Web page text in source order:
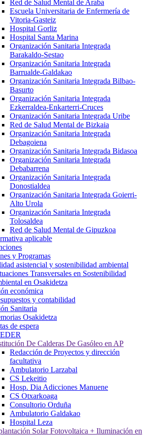
Red de Salud Mental de Araba
Escuela Universitaria de Enfermería de
Vitoria-Gasteiz
Hospital Gorliz
Hospital Santa Marina
Organización Sanitaria Integrada
Barakaldo-Sestao
Organización Sanitaria Integrada
Barrualde-Galdakao
Organización Sanitaria Integrada Bilbao-
Basurto
Organización Sanitaria Integrada
Ezkerraldea-Enkarterri-Cruces
Organización Sanitaria Integrada Uribe
Red de Salud Mental de Bizkaia
Organización Sanitaria Integrada
Debagoiena
Organización Sanitaria Integrada Bidasoa
Organización Sanitaria Integrada
Debabarrena
Organización Sanitaria Integrada
Donostialdea
Organización Sanitaria Integrada Goierri-
Alto Urola
Organización Sanitaria Integrada
Tolosaldea
Red de Salud Mental de Gipuzkoa
aplicable
y Programas
asistencial y sostenibilidad ambiental
Transversales en Sostenibilidad
en Osakidetza
económica
y contabilidad
Sanitaria
Osakidetza
de espera
De Calderas De Gasóleo en AP
Redacción de Proyectos y dirección
facultativa
Ambulatorio Larzabal
CS Lekeitio
Hosp. Dia Adicciones Manuene
CS Otxarkoaga
Consultorio Orduña
Ambulatorio Galdakao
Hospital Leza
Solar Fotovoltaica + Iluminación en